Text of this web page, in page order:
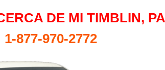
DE MI TIMBLIN, PA
1-877-970-2772